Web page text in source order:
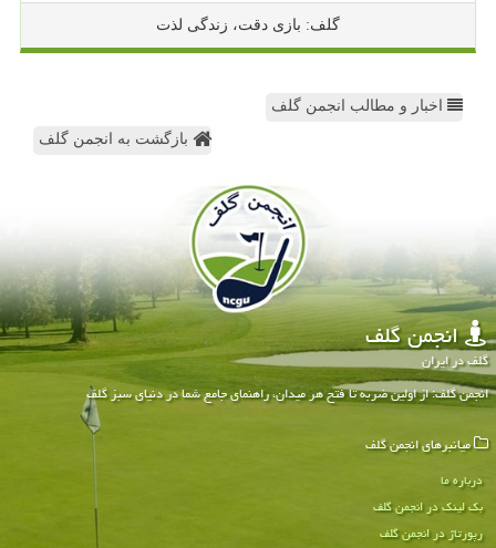
گلف: بازی دقت، زندگی لذت
اخبار و مطالب انجمن گلف
بازگشت به انجمن گلف
انجمن گلف
گلف در ایران
انجمن گلف: از اولین ضربه تا فتح هر میدان، راهنمای جامع شما در دنیای سبز گلف
میانبرهای انجمن گلف
درباره ما
بک لینک در انجمن گلف
رپورتاژ در انجمن گلف